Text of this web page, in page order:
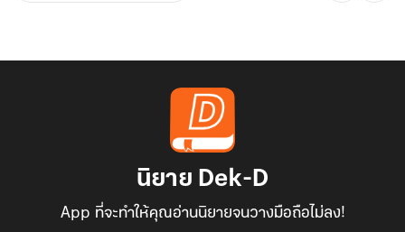
นิยาย Dek-D
App ที่จะทำให้คุณอ่านนิยายจนวางมือถือไม่ลง!